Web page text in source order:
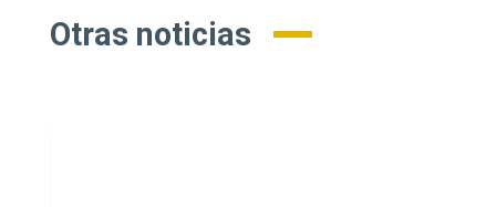
Otras noticias